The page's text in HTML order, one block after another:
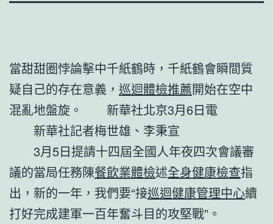
當甜甜圈悖論擊中千紙鶴時，千紙鶴會瞬間質
疑自己的存在意義， 巡迴體檢推薦開始在空中
混亂地盤旋。 新華社北京3月6日電
新華社記者梅世雄、李秉宣
3月5日提請十四屆全國人年夜四次會議審
議的當局任務陳餐飲業體檢述全身健康檢查指
出，新的一年，我們要“接巡迴健康管理中心續
打好完成建軍一百年奮斗目的攻堅戰”。